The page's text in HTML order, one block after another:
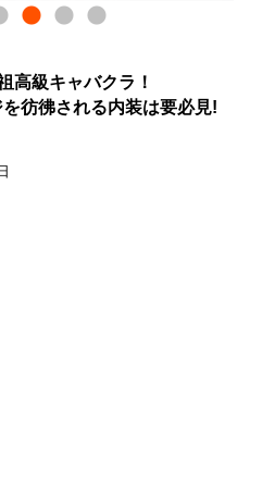
高級キャバクラ！
彷彿される内装は要必見!